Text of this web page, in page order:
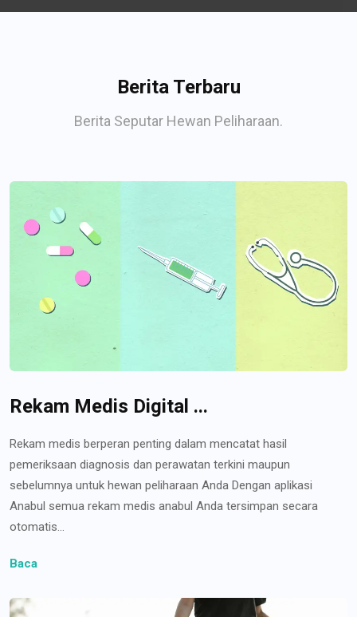
Berita Terbaru
Berita Seputar Hewan Peliharaan.
Rekam Medis Digital ...
Rekam medis berperan penting dalam mencatat hasil
pemeriksaan diagnosis dan perawatan terkini maupun
sebelumnya untuk hewan peliharaan Anda Dengan aplikasi
Anabul semua rekam medis anabul Anda tersimpan secara
otomatis...
Baca